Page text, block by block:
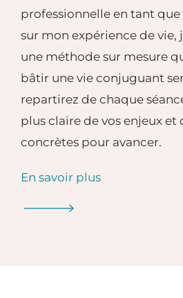
professionnelle en tant que
sur mon expérience de vie,
une méthode sur mesure
bâtir une vie conjuguant
repartirez de chaque
plus claire de vos enjeux et
concrètes pour avancer.
En savoir plus